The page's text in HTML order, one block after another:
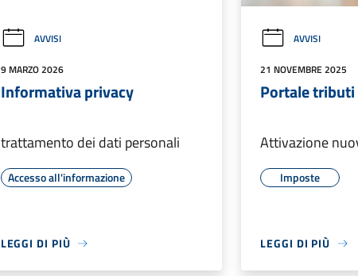
AVVISI
9 MARZO 2026
Informativa privacy
trattamento dei dati personali
Accesso all'informazione
LEGGI DI PIÙ
AVVISI
21 NOVEMBRE 2025
Portale
Attivazione
Imposte
LEGGI DI PIÙ